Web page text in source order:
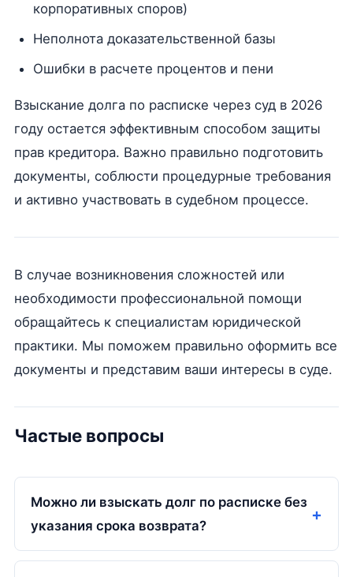
корпоративных споров)
Неполнота доказательственной базы
Ошибки в расчете процентов и пени
Взыскание долга по расписке через суд в 2026
году остается эффективным способом защиты
прав кредитора. Важно правильно подготовить
документы, соблюсти процедурные требования
и активно участвовать в судебном процессе.
В случае возникновения сложностей или
необходимости профессиональной помощи
обращайтесь к специалистам юридической
практики. Мы поможем правильно оформить все
документы и представим ваши интересы в суде.
Частые вопросы
Можно ли взыскать долг по расписке без
указания срока возврата?